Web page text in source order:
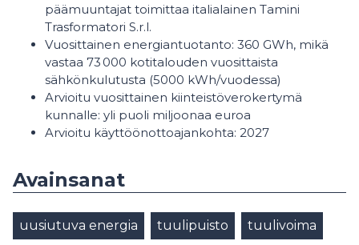
päämuuntajat toimittaa italialainen Tamini
Trasformatori S.r.l.
Vuosittainen energiantuotanto: 360 GWh, mikä
vastaa 73 000 kotitalouden vuosittaista
sähkönkulutusta (5000 kWh/vuodessa)
Arvioitu vuosittainen kiinteistöverokertymä
kunnalle: yli puoli miljoonaa euroa
Arvioitu käyttöönottoajankohta: 2027
Avainsanat
uusiutuva energia tuulipuisto tuulivoima